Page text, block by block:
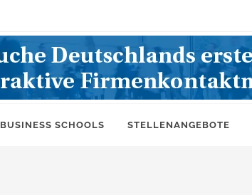
BUSINESS SCHOOLS STELLENANGEBOTE